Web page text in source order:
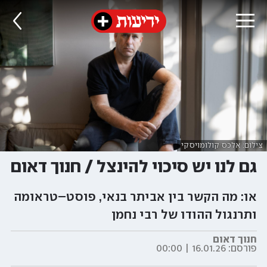
צילום: אלכס קולומויסקי
גם לנו יש סיכוי להינצל / חנוך דאום
או: מה הקשר בין אביתר בנאי, פוסט–טראומה
ותרנגול ההודו של רבי נחמן
חנוך דאום
פורסם:16.01.26 | 00:00